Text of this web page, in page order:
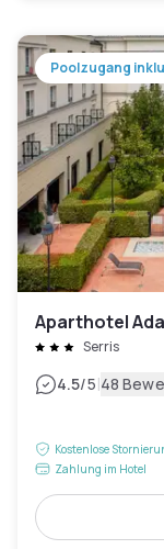
Poolzugang
Aparthotel
Serris
4.5/5|48
Kostenlose
Zahlung im Hotel